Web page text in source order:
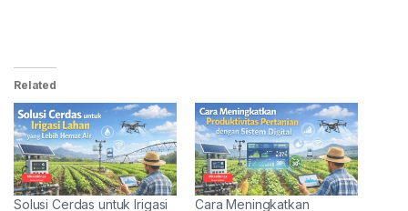
Related
Solusi Cerdas untuk Irigasi
Cara Meningkatkan